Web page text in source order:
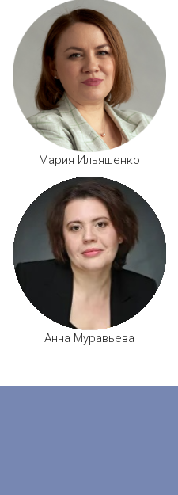
Мария Ильяшенко
Анна Муравьева